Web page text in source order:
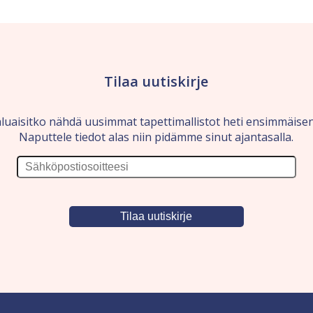
Tilaa uutiskirje
nähdä uusimmat tapettimallistot heti
Naputtele tiedot alas niin pidämme sinut ajantasalla.